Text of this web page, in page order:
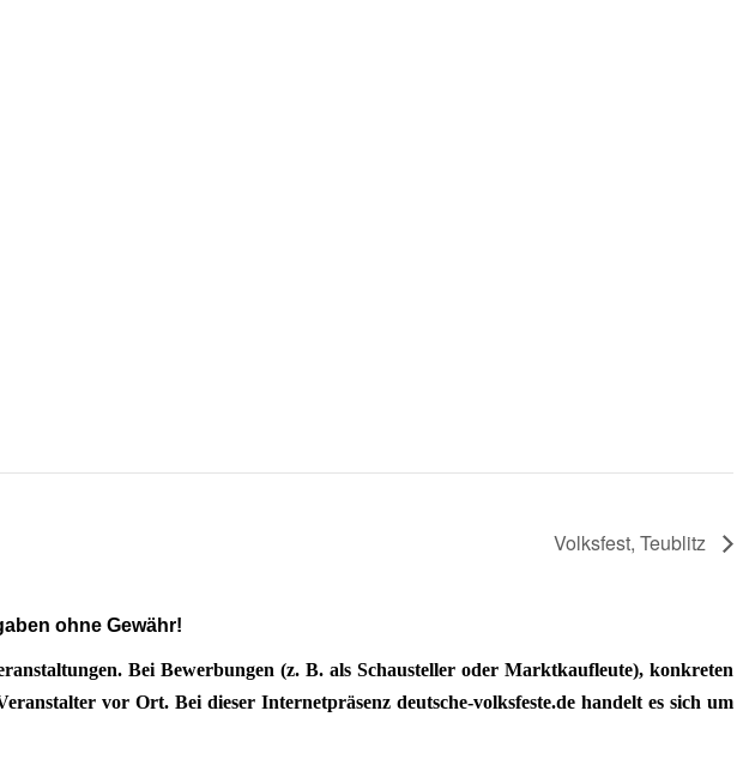
Volksfest, Teublitz
ohne Gewähr!
Bei Bewerbungen (z. B. als Schausteller oder Marktkaufleute), konkreten
vor Ort. Bei dieser Internetpräsenz deutsche-volksfeste.de handelt es sich um